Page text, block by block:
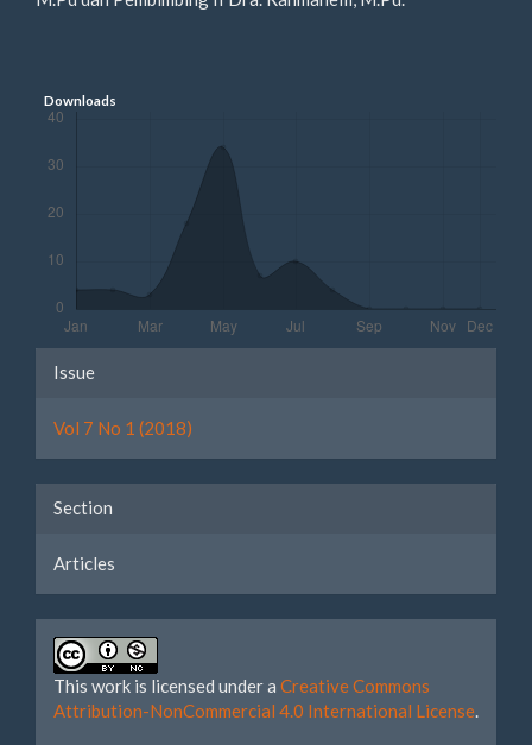
Downloads
Article
Details
Issue
Vol 7 No 1 (2018)
Section
Articles
This work is licensed under a Creative Commons
Attribution-NonCommercial 4.0 International License.